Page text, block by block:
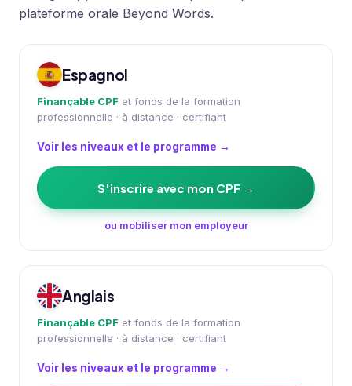
plateforme orale Beyond Words.
Espagnol
Finançable CPF et fonds de la formation
professionnelle · à distance · certifiant
Voir les niveaux et le programme →
S'inscrire avec mon CPF →
ou mobiliser mon employeur
Anglais
Finançable CPF et fonds de la formation
professionnelle · à distance · certifiant
Voir les niveaux et le programme →